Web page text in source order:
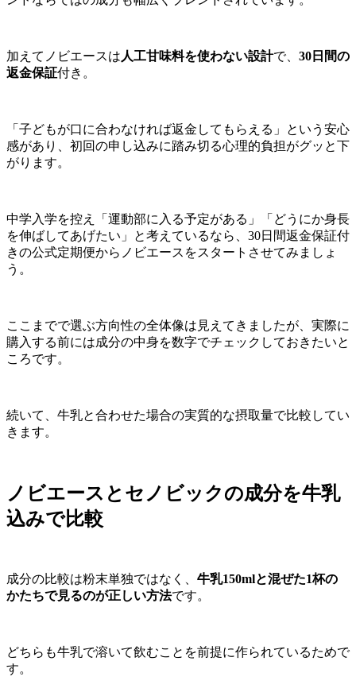
加えてノビエースは 人工甘味料を使わない設計で、 30日間の
返金保証付き。
「子どもが口に合わなければ返金してもらえる」という安心
感があり、初回の申し込みに踏み切る心理的負担がグッと下
がります。
中学入学を控え「運動部に入る予定がある」「どうにか身長
を伸ばしてあげたい」と考えているなら、30日間返金保証付
きの公式定期便からノビエースをスタートさせてみましょ
う。
ここまでで選ぶ方向性の全体像は見えてきましたが、実際に
購入する前には成分の中身を数字でチェックしておきたいと
ころです。
続いて、牛乳と合わせた場合の実質的な摂取量で比較してい
きます。
ノビエースとセノビックの成分を牛乳
込みで比較
成分の比較は粉末単独ではなく、 牛乳150mlと混ぜた1杯の
かたちで見るのが正しい方法です。
どちらも牛乳で溶いて飲むことを前提に作られているためで
す。